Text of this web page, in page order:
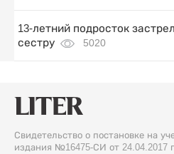
13-летний подросток
сестру
5020
Свидетельство о постановке на
издания №16475-СИ от 24.04.2017